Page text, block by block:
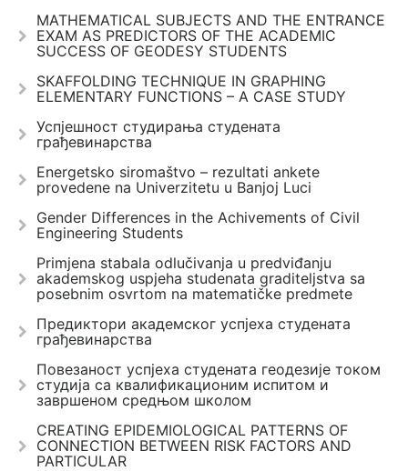
MATHEMATICAL SUBJECTS AND THE ENTRANCE
EXAM AS PREDICTORS OF THE ACADEMIC
SUCCESS OF GEODESY STUDENTS
SKAFFOLDING TECHNIQUE IN GRAPHING
ELEMENTARY FUNCTIONS – A CASE STUDY
Успјешност студирања студената
грађевинарства
Energetsko siromaštvo – rezultati ankete
provedene na Univerzitetu u Banjoj Luci
Gender Differences in the Achivements of Civil
Engineering Students
Primjena stabala odlučivanja u predviđanju
akademskog uspjeha studenata graditeljstva sa
posebnim osvrtom na matematičke predmete
Предиктори академског успјеха студената
грађевинарства
Повезаност успјеха студената геодезије током
студија са квалификационим испитом и
завршеном средњом школом
CREATING EPIDEMIOLOGICAL PATTERNS OF
CONNECTION BETWEEN RISK FACTORS AND
PARTICULAR